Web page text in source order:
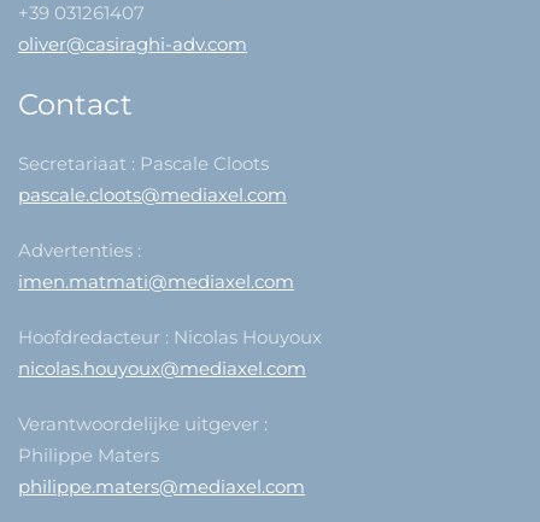
+39 031261407
oliver@casiraghi-adv.com
Contact
Secretariaat : Pascale Cloots
pascale.cloots@mediaxel.com
Advertenties :
imen.matmati@mediaxel.com
Hoofdredacteur : Nicolas Houyoux
nicolas.houyoux@mediaxel.com
Verantwoordelijke uitgever :
Philippe Maters
philippe.maters@mediaxel.com